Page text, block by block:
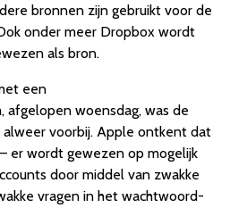
bronnen zijn gebruikt voor de
onder meer Dropbox wordt
als bron.
een
afgelopen woensdag, was de
alweer voorbij. Apple ontkent dat
er wordt gewezen op mogelijk
door middel van zwakke
vragen in het wachtwoord-